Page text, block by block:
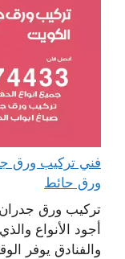
ورق حائط
تركيب ورق
أجود الأنواع
والفنادق يوفر